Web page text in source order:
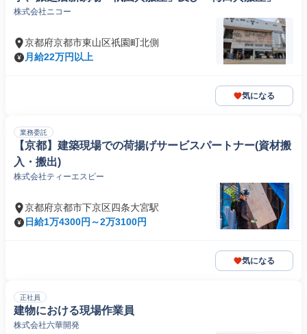
株式会社ニコー
京都府京都市東山区祇園町北側
月給22万円以上
気になる
業務委託
【京都】建築現場での荷揚げサービスパートナー(資材搬
入・搬出)
株式会社ティーエスピー
京都府京都市下京区四条大宮駅
日給1万4300円～2万3100円
気になる
正社員
建物における現場作業員
株式会社六華開発